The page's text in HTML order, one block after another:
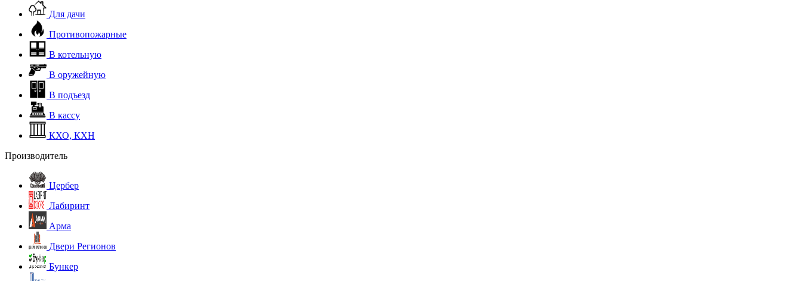
Для дачи
Противопожарные
В котельную
В оружейную
В подъезд
В кассу
КХО, КХН
Производитель
Цербер
Лабиринт
Арма
Двери Регионов
Бункер